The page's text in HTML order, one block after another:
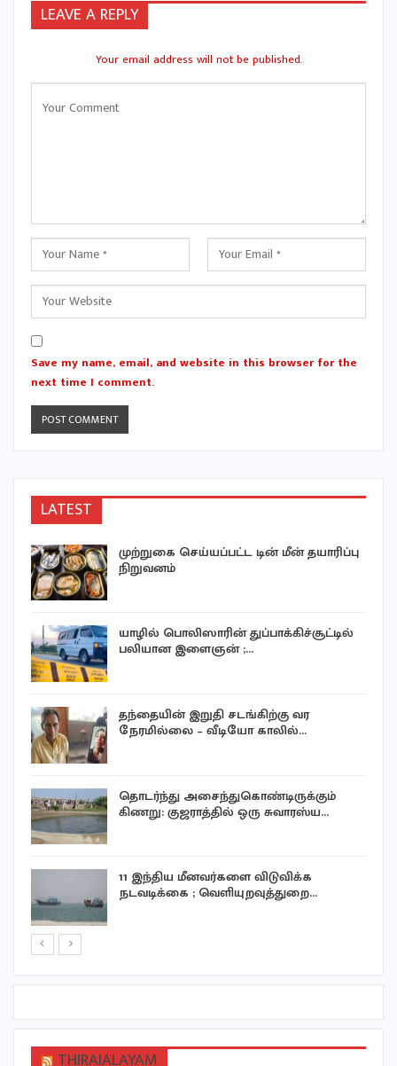
LEAVE A REPLY
Your email address will not be published.
Save my name, email, and website in this browser for the
next time I comment.
LATEST
முற்றுகை செய்யப்பட்ட டின் மீன் தயாரிப்பு
நிறுவனம்
யாழில் பொலிஸாரின் துப்பாக்கிச்சூட்டில்
பலியான இளைஞன் ;…
தந்தையின் இறுதி சடங்கிற்கு வர
நேரமில்லை – வீடியோ காலில்…
தொடர்ந்து அசைந்துகொண்டிருக்கும்
கிணறு: குஜராத்தில் ஒரு சுவாரஸ்ய…
11 இந்திய மீனவர்களை விடுவிக்க
நடவடிக்கை ; வெளியுறவுத்துறை…
THIRAIALAYAM